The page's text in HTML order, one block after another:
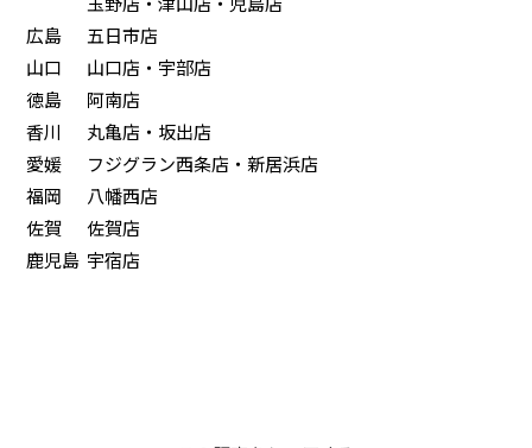
広島
五日市店
山口
山口店・宇部店
徳島
阿南店
香川
丸亀店・坂出店
愛媛
フジグラン西条店・新居浜店
福岡
八幡西店
佐賀
佐賀店
鹿児島 宇宿店